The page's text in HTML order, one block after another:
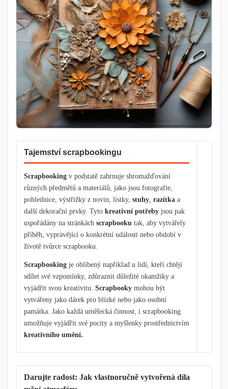
Tajemství scrapbookingu
Scrapbooking v podstatě zahrnuje shromažďování
různých předmětů a materiálů, jako jsou fotografie,
pohlednice, výstřižky z novin, lístky, stuhy razítka a
další dekorační prvky. Tyto kreativní potřeby jsou pak
uspořádány na stránkách scrapbooku tak, aby vytvářely
příběh, vyprávějící o konkrétní události nebo období v
životě tvůrce scrapbooku.
Scrapbooking je oblíbený například u lidí, kteří chtějí
sdílet své vzpomínky, zdůraznit důležité okamžiky a
vyjádřit svou kreativitu. Scrapbooky mohou být
vytvářeny jako dárek pro blízké nebo jako osobní
památka. Jako každá umělecká činnost, i scrapbooking
umožňuje vyjádřit své pocity a myšlenky prostřednictvím
kreativního umění.
Darujte radost: Jak vlastnoručně vytvořená díla